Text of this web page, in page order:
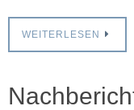
WEITERLESEN